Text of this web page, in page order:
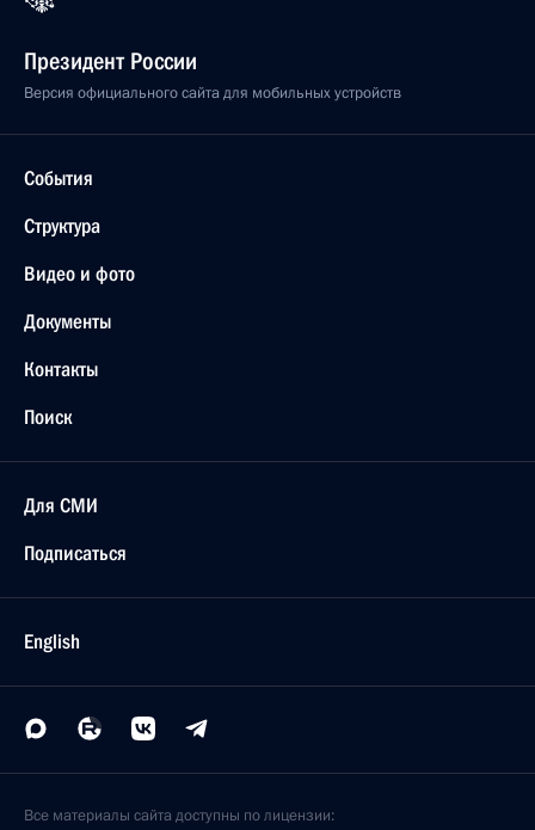
Президент России
Версия официального сайта для мобильных устройств
События
Структура
Видео и фото
Документы
Контакты
Поиск
Для СМИ
Подписаться
English
Все материалы сайта доступны по лицензии: